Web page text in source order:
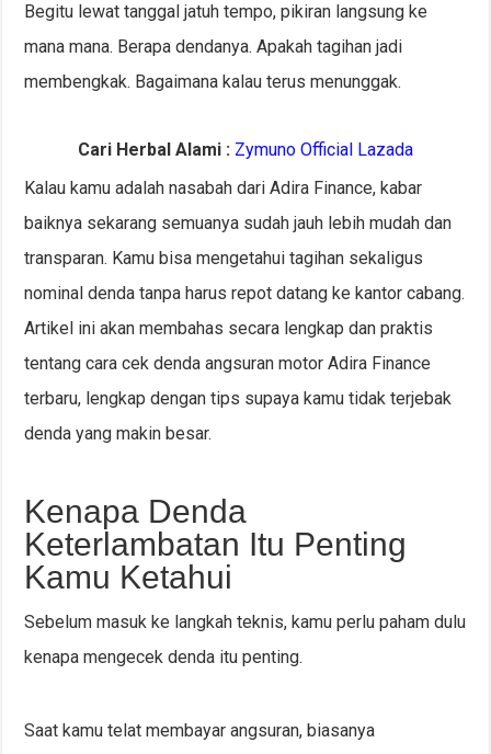
Begitu lewat tanggal jatuh tempo, pikiran langsung ke
mana mana. Berapa dendanya. Apakah tagihan jadi
membengkak. Bagaimana kalau terus menunggak.
Cari Herbal Alami : Zymuno Official Lazada
Kalau kamu adalah nasabah dari Adira Finance, kabar
baiknya sekarang semuanya sudah jauh lebih mudah dan
transparan. Kamu bisa mengetahui tagihan sekaligus
nominal denda tanpa harus repot datang ke kantor cabang.
Artikel ini akan membahas secara lengkap dan praktis
tentang cara cek denda angsuran motor Adira Finance
terbaru, lengkap dengan tips supaya kamu tidak terjebak
denda yang makin besar.
Kenapa Denda
Keterlambatan Itu Penting
Kamu Ketahui
Sebelum masuk ke langkah teknis, kamu perlu paham dulu
kenapa mengecek denda itu penting.
Saat kamu telat membayar angsuran, biasanya